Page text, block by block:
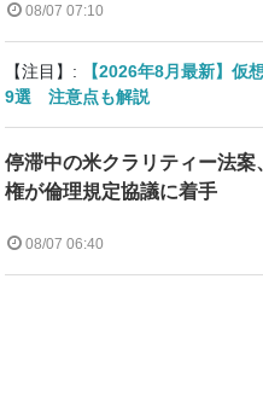
08/07 07:10
【注目】:
【2026年8月最新】仮
9選 注意点も解説
停滞中の米クラリティー法案
権が倫理規定協議に着手
08/07 06:40